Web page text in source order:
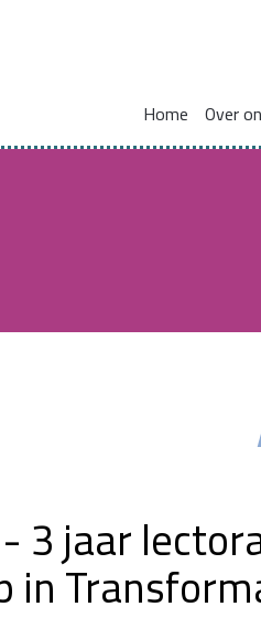
Home Over
Normaliseren en versterken
3 jaar
in